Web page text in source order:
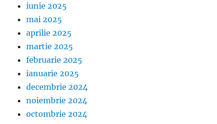
iunie 2025
mai 2025
aprilie 2025
martie 2025
februarie 2025
ianuarie 2025
decembrie 2024
noiembrie 2024
octombrie 2024